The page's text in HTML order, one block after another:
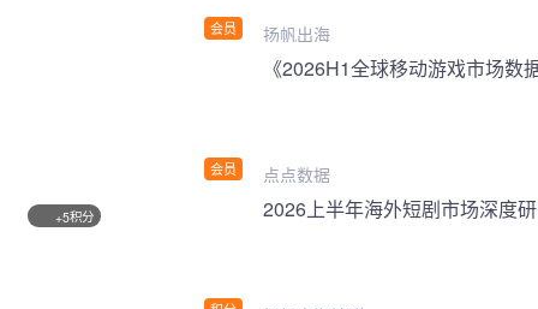
会员 扬帆出海
会员
《2026H1全球移动游戏市场数
点点数据
+5积分 2026上半年海外短剧市场深度